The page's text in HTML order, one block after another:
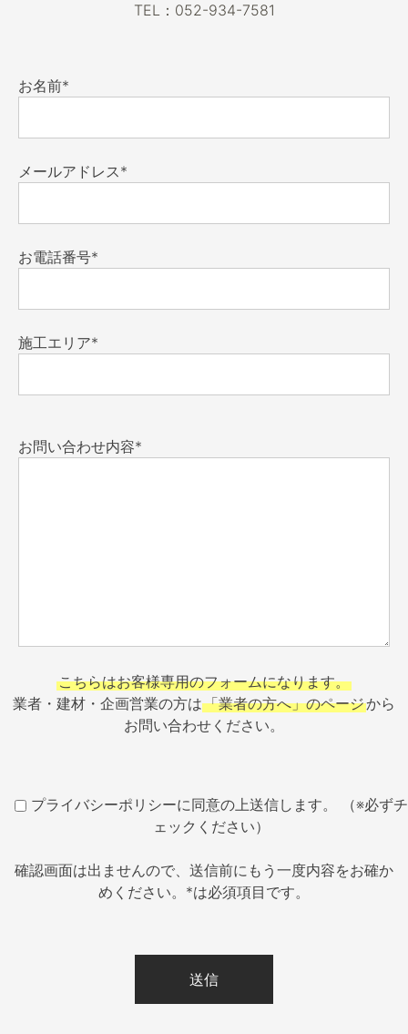
TEL：052-934-7581
お名前*
メールアドレス*
お電話番号*
施工エリア*
お問い合わせ内容*
こちらはお客様専用のフォームになります。
業者・建材・企画営業の方は「業者の方へ」のページから
お問い合わせください。
プライバシーポリシーに同意の上送信します。 （※必ずチ
ェックください）
確認画面は出ませんので、送信前にもう一度内容をお確か
めください。*は必須項目です。